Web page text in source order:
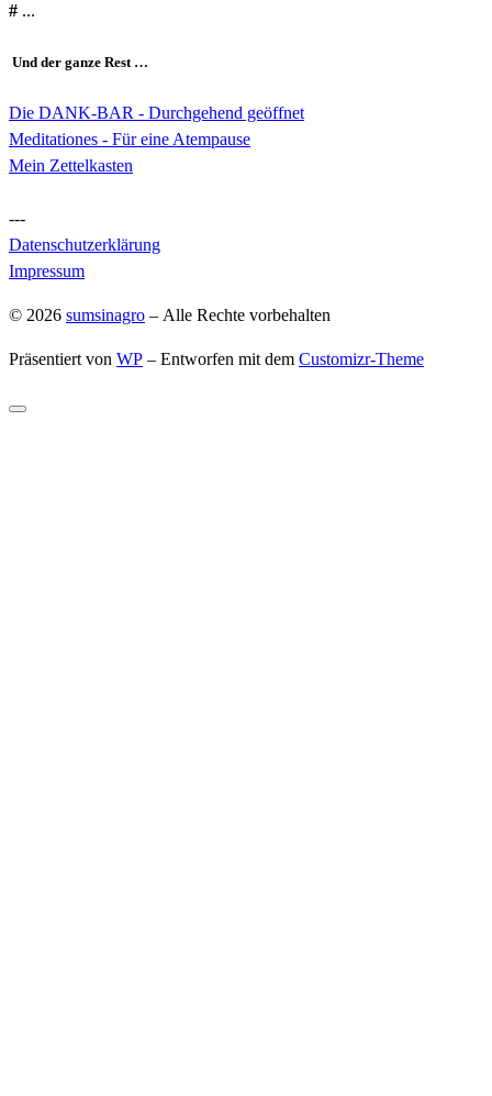
# ...
Und der ganze Rest …
Die DANK-BAR - Durchgehend geöffnet
Meditationes - Für eine Atempause
Mein Zettelkasten
---
Datenschutzerklärung
Impressum
© 2026 sumsinagro – Alle Rechte vorbehalten
Präsentiert von WP – Entworfen mit dem Customizr-Theme